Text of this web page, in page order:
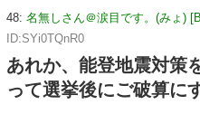
48: 名無しさん＠涙目です。(みょ)
ID:SYi0TQnR0
あれか、能登地震対策
って選挙後にご破算に